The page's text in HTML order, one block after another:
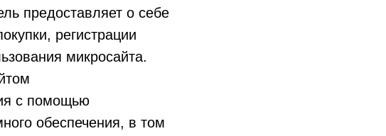
предоставляет о себе
регистрации
микросайта.
с помощью
обеспечения, в том